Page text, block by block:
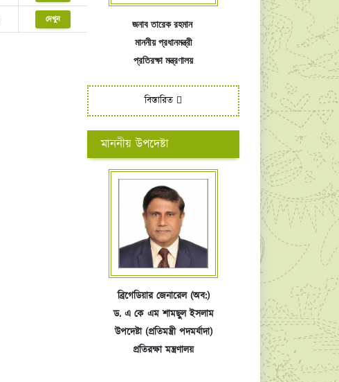
দেখুন
জনাব তারেক রহমান
মাননীয় প্রধানমন্ত্রী
প্রতিরক্ষা মন্ত্রণালয়
বিস্তারিত
মাননীয় উপদেষ্টা
ব্রিগেডিয়ার জেনারেল (অব:)
ড. এ কে এম শামছুল ইসলাম
উপদেষ্টা (প্রতিমন্ত্রী পদমর্যাদা)
প্রতিরক্ষা মন্ত্রণালয়